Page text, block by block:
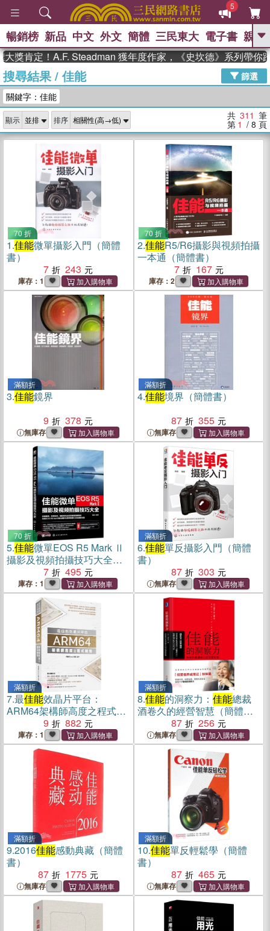
5
GO
高希均教授回憶錄
、 The Odyssey 、 父親節 、 如果歷
獎 臺灣漫遊錄 、 方念華 、 台灣的李
登輝時代
數學女孩：黎曼猜想 、
偉大的迷走神經
暢銷榜 新品 中文 外文 簡體 三民東大 電子書 親子
定！A.F. Steadman 獲年度作家，《史坎德》系列帶你踏上
搜尋結果/ 佳能
篩選
關鍵字：佳能
顯示 排序 共 311 筆
第 1 / 8 頁
70 折
1.佳能微單攝影入門（簡體
書）
7
243
庫存：1
70 折
2.佳能R5/R6攝影與視頻拍攝
一本通（簡體書）
7
167
庫存：2
滿額折
3.佳能鏡界
9
378
無庫存
滿額折
4.佳能境界（簡體書）
87
355
無庫存
70 折
5.佳能微單EOS R5 Mark Ⅱ
攝影及視頻拍攝技巧大全
（簡體書）
7 495
庫存：1
滿額折
6.佳能單反攝影入門（簡體
書）
87
303
無庫存
滿額折
7.最佳能效晶片平台：
ARM64架構師高度之程式開
9 882
庫存：1
滿額折
8.佳能的洞察力： 佳能總裁
酒卷久的經營智慧（簡體
87 256
無庫存
滿額折
9.2016佳能感動典藏（簡體
書）
87
1775
無庫存
滿額折
10.佳能單反輕鬆學（簡體
書）
87
465
無庫存